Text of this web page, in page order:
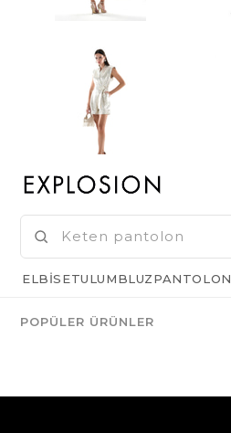
ELBISETULUMBLUZPANTOLON
POPÜLER ÜRÜNLER